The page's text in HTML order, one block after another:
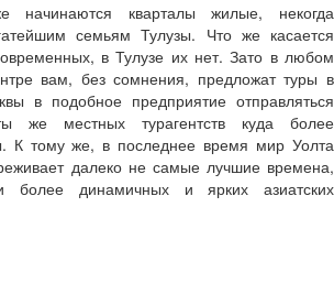
кварталы жилые, некогда
семьям Тулузы. Что же касается
в Тулузе их нет. Зато в любом
вам, без сомнения, предложат туры в
в подобное предприятие отправляться
же местных турагентств куда более
К тому же, в последнее время мир Уолта
далеко не самые лучшие времена,
более динамичных и ярких азиатских